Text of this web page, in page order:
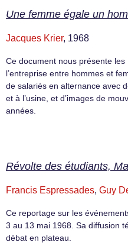
Une femme égale un
Jacques Krier, 1968
Ce document nous présente
l’entreprise entre hommes et
de salariés en alternance avec
et à l’usine, et d’images de
années.
Révolte des étudiants,
Francis Espressades, Guy
Ce reportage sur les
3 au 13 mai 1968. Sa diffusion
débat en plateau.